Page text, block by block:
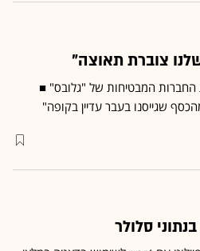
המבטיחות של "גלובס" ■
שגייסנו בעבר עדיין בקופה"
סלולר